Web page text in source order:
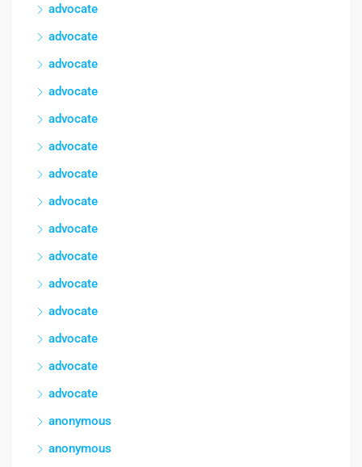
advocate
advocate
advocate
advocate
advocate
advocate
advocate
advocate
advocate
advocate
advocate
advocate
advocate
advocate
advocate
anonymous
anonymous